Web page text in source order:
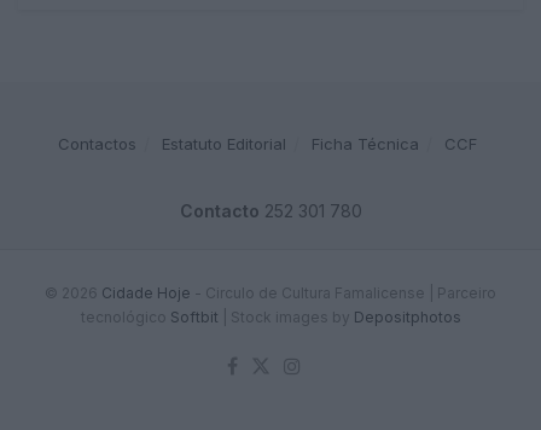
Contactos Estatuto Editorial Ficha Técnica CCF
Contacto 252 301 780
© 2026 Cidade Hoje - Circulo de Cultura Famalicense | Parceiro
tecnológico Softbit Stock images by Depositphotos